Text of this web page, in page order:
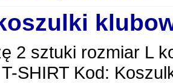
2 sztuki rozmiar L
SHIRT Kod: